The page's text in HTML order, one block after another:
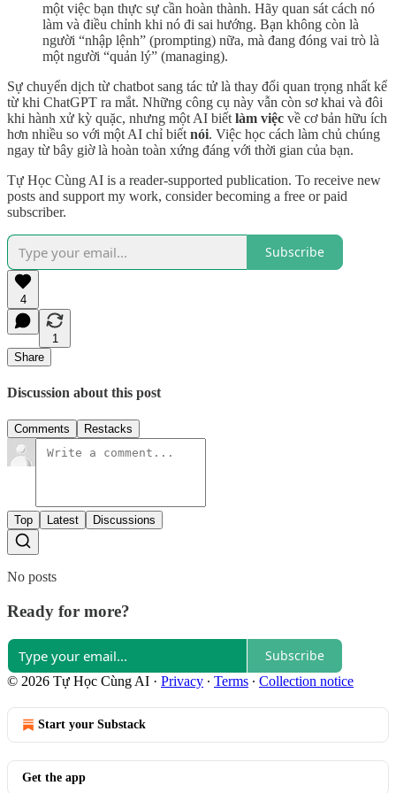
một việc bạn thực sự cần hoàn thành. Hãy quan sát cách nó
làm và điều chỉnh khi nó đi sai hướng. Bạn không còn là
người “nhập lệnh” (prompting) nữa, mà đang đóng vai trò là
một người “quản lý” (managing).
Sự chuyển dịch từ chatbot sang tác tử là thay đổi quan trọng nhất kể
từ khi ChatGPT ra mắt. Những công cụ này vẫn còn sơ khai và đôi
khi hành xử kỳ quặc, nhưng một AI biết làm việc về cơ bản hữu ích
hơn nhiều so với một AI chỉ biết nói. Việc học cách làm chủ chúng
ngay từ bây giờ là hoàn toàn xứng đáng với thời gian của bạn.
Tự Học Cùng AI is a reader-supported publication. To receive new
posts and support my work, consider becoming a free or paid
subscriber.
Subscribe
4
1
Share
Discussion about this post
Comments Restacks
Top Latest Discussions
No posts
Ready for more?
Subscribe
© 2026 Tự Học Cùng AI · Privacy ∙ Terms ∙ Collection notice
Start your Substack
Get the app